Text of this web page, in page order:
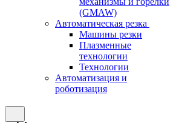
(GMAW)
Автоматическая резка
Машины резки
Плазменные
технологии
Технологии
Автоматизация и
роботизация